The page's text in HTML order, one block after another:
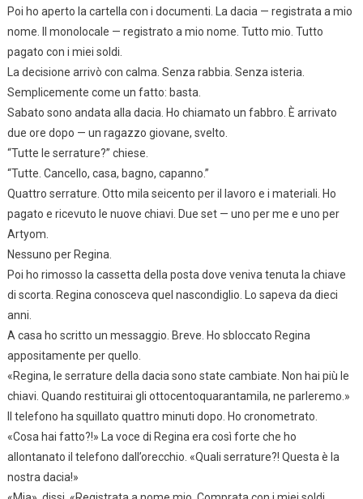
Poi ho aperto la cartella con i documenti. La dacia — registrata a mio
nome. Il monolocale — registrato a mio nome. Tutto mio. Tutto
pagato con i miei soldi.
La decisione arrivò con calma. Senza rabbia. Senza isteria.
Semplicemente come un fatto: basta.
Sabato sono andata alla dacia. Ho chiamato un fabbro. È arrivato
due ore dopo — un ragazzo giovane, svelto.
“Tutte le serrature?” chiese.
“Tutte. Cancello, casa, bagno, capanno.”
Quattro serrature. Otto mila seicento per il lavoro e i materiali. Ho
pagato e ricevuto le nuove chiavi. Due set — uno per me e uno per
Artyom.
Nessuno per Regina.
Poi ho rimosso la cassetta della posta dove veniva tenuta la chiave
di scorta. Regina conosceva quel nascondiglio. Lo sapeva da dieci
anni.
A casa ho scritto un messaggio. Breve. Ho sbloccato Regina
appositamente per quello.
«Regina, le serrature della dacia sono state cambiate. Non hai più le
chiavi. Quando restituirai gli ottocentoquarantamila, ne parleremo.»
Il telefono ha squillato quattro minuti dopo. Ho cronometrato.
«Cosa hai fatto?!» La voce di Regina era così forte che ho
allontanato il telefono dall’orecchio. «Quali serrature?! Questa è la
nostra dacia!»